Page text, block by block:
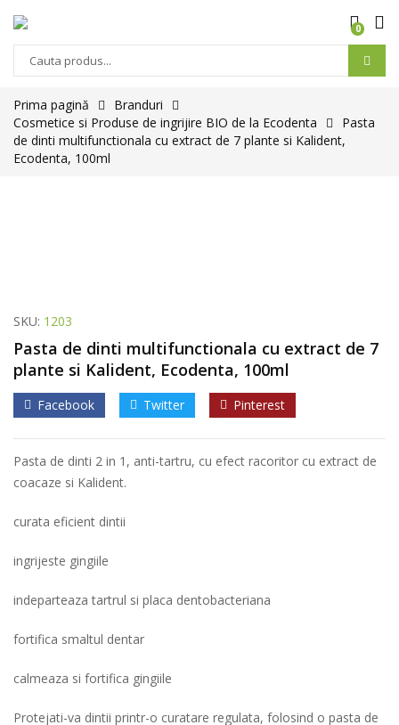
0
Prima pagină
Branduri
Cosmetice si Produse de ingrijire BIO de la Ecodenta
Pasta
de dinti multifunctionala cu extract de 7 plante si Kalident,
Ecodenta, 100ml
SKU: 1203
Pasta de dinti multifunctionala cu extract de 7
plante si Kalident, Ecodenta, 100ml
Facebook Twitter Pinterest
Pasta de dinti 2 in 1, anti-tartru, cu efect racoritor cu extract de
coacaze si Kalident.
curata eficient dintii
ingrijeste gingiile
indeparteaza tartrul si placa dentobacteriana
fortifica smaltul dentar
calmeaza si fortifica gingiile
Protejati-va dintii printr-o curatare regulata, folosind o pasta de